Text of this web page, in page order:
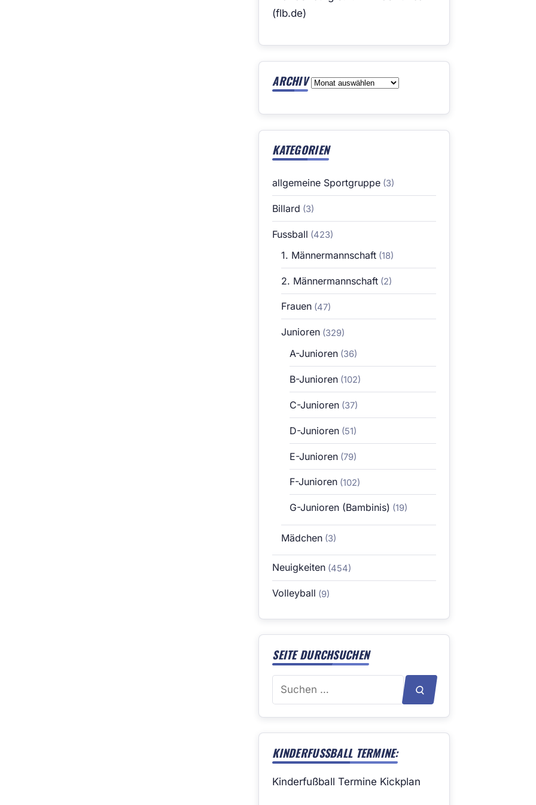
(flb.de)
ARCHIV Archiv
KATEGORIEN
allgemeine Sportgruppe (3)
Billard (3)
Fussball (423)
1. Männermannschaft(18)
2. Männermannschaft(2)
Frauen(47)
Junioren(329)
A-Junioren (36)
B-Junioren (102)
C-Junioren (37)
D-Junioren (51)
E-Junioren (79)
F-Junioren (102)
G-Junioren (Bambinis) (19)
Mädchen(3)
Neuigkeiten (454)
Volleyball (9)
SEITE DURCHSUCHEN
Suchen
SUCHEN
KINDERFUSSBALL TERMINE:
Kinderfußball Termine Kickplan